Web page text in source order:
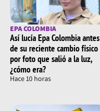
EPA COLOMBIA
Así lucía Epa Colombia antes
de su reciente cambio físico
por foto que salió a la luz,
¿cómo era?
Hace 10 horas